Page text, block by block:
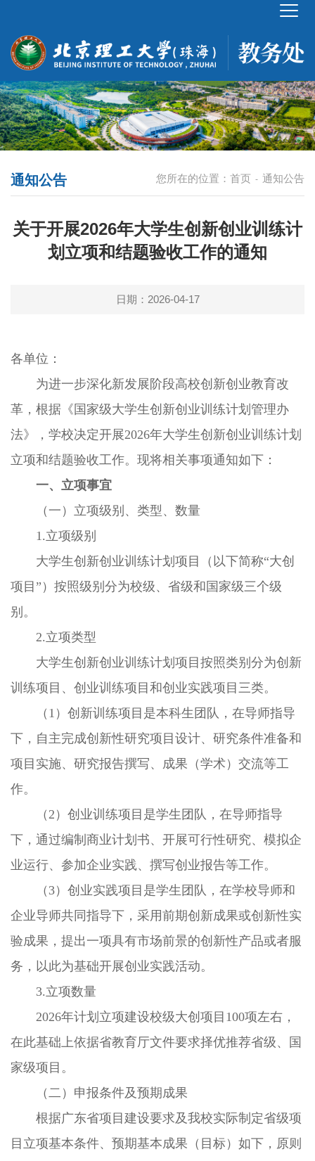
您所在的位置： 首页 - 通知公告
通知公告
关于开展2026年大学生创新创业训练计
划立项和结题验收工作的通知
日期：2026-04-17
各单位 ：
为进一步深化新发展阶段高校创新创业教育改
革，根据《国家级大学生创新创业训练计划管理办
法》，学校决定开展2026年大学生创新创业训练计划
立项和结题验收工作。现将相关事项通知如下：
一、立项事宜
（一）立项级别、类型、数量
1.立项级别
大学生创新创业训练计划项目（以下简称“大创
项目”）按照级别分为校级、省级和国家级三个级
别。
2.立项类型
大学生创新创业训练计划项目按照类别分为创新
训练项目、创业训练项目和创业实践项目三类。
（1）创新训练项目是本科生团队，在导师指导
下，自主完成创新性研究项目设计、研究条件准备和
项目实施、研究报告撰写、成果（学术）交流等工
作。
（2）创业训练项目是学生团队，在导师指导
下，通过编制商业计划书、开展可行性研究、模拟企
业运行、参加企业实践、撰写创业报告等工作。
（3）创业实践项目是学生团队，在学校导师和
企业导师共同指导下，采用前期创新成果或创新性实
验成果，提出一项具有市场前景的创新性产品或者服
务，以此为基础开展创业实践活动。
3.立项数量
2026年计划立项建设校级大创项目100项左右，
在此基础上依据省教育厅文件要求择优推荐省级、国
家级项目。
（二）申报条件及预期成果
根据广东省项目建设要求及我校实际制定省级项
目立项基本条件、预期基本成果（目标）如下，原则